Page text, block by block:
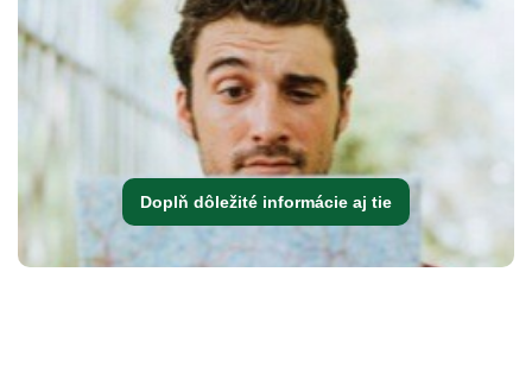
Doplň dôležité informácie aj tie